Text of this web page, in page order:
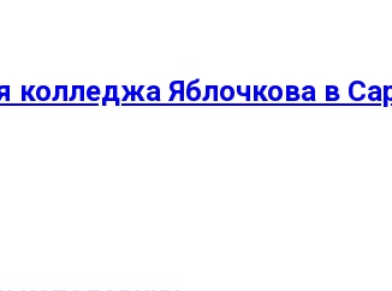
колледжа Яблочкова в